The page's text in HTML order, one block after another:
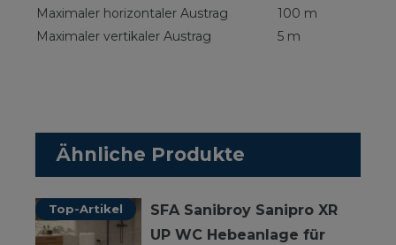
Maximaler horizontaler Austrag
100 m
Maximaler vertikaler Austrag
5 m
Ähnliche Produkte
Top-Artikel
SFA Sanibroy Sanipro XR
UP WC Hebeanlage für